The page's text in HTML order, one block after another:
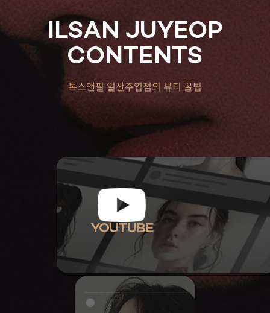
ILSAN JUYEOP
CONTENTS
톡스앤필 일산주엽점의 뷰티 꿀팁
YOUTUBE